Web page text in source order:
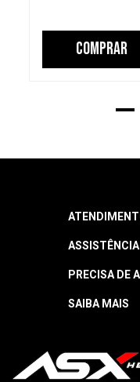
COMPRAR
Central de
Sexta: 8h às 17h
Horário sujeito
Garantia
Manuais
PRECISA DE
Como Navegar
Segurança e
Cancelamento
SAIBA MAIS
Dúvidas
Trabalhe